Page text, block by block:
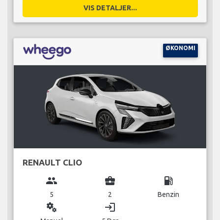
VIS DETALJER...
ØKONOMI
RENAULT CLIO
group
5
business_center
2
local_gas_station
Benzin
miscellaneous_services login